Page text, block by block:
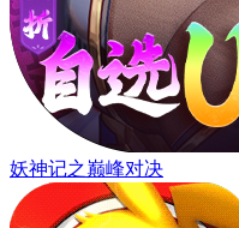
妖神记之巅峰对决